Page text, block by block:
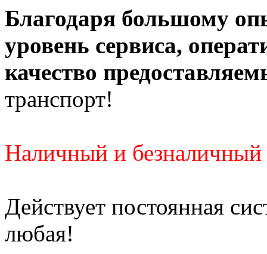
Благодаря большому
уровень сервиса,
качество
транспорт!
Наличный и безналичный
Действует постоянная
любая!